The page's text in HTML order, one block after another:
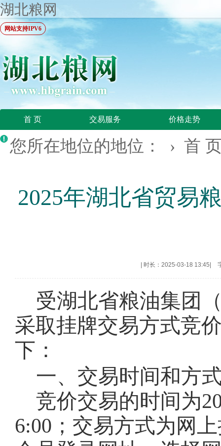
湖北粮网
网站支持IPV6
首 页 交易服务 价格走势
您所在地位的地位： › 首
2025年湖北省贸易
时长：2025-03-18 13:45
受湖北省粮油集团
采取挂牌交易方式竞
下：
一、交易时间和方
竞价交易的时间为
6:00；交易方式为网